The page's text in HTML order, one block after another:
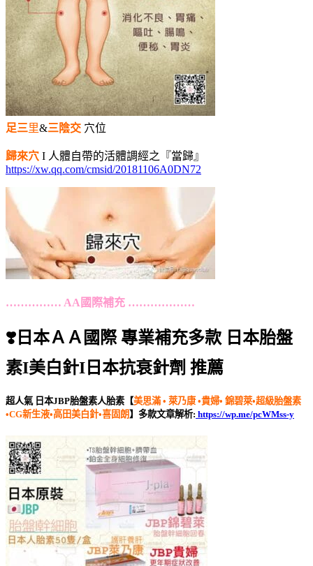
足三里&三陰交 穴位
歸來穴 I 人體自帶的活體調經之『當歸』
https://xw.qq.com/cmsid/20181106A0DN72
…………… AA國際補充 ………………
❣️日本ＡＡ國際 專業補充多款 日本胎盤
素I美白針I日本抗衰針劑 推薦
超人氣 日本JBP胎盤素人胎素【美思滿 • 萊乃康 •貴婦• 錦碧萊•超級胎盤素
•CG新生液•高田美白針•喜固朗】多款文章解析: https://wp.me/pcWMss-y